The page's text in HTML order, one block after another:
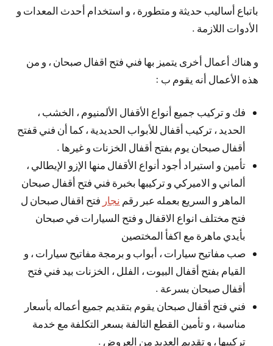
باتباع أساليب حديثة و متطورة ، و استخدام أحدث المعدات و
الأدوات اللازمة .
و هناك أعمال أخرى يتميز بها فني فتح اقفال صبحان ، و من
هذه الأعمال أنه يقوم ب :
فك و تركيب جميع أنواع الأقفال الألمنيوم ، الخشب ،
الحديد ، تركيب أقفال للأبواب الحديدية ، كما أن فني قفتح
أقفال صبحان يوم بفتح أقفال الخزنات و غيرها .
تأمين و استيراد أجود أنواع الأقفال منها الإزو الإيطالي ،
ألماني و الاميركي و تركيبها بخبرة فني فتح أقفال صبحان
الماهر و السريع بعمله عبر رقم نجار فتح اقفال صبحان ل
فتح مختلف انواع الاقفال و فتح السيارات في صبحان
بأيدي ماهرة مع اكفأ المختصين
صب مفاتيح سيارات ، أبواب و برمجة مفاتيح سيارات ، و
القيام بفتح أقفال البيوت ، الفلل ، الخزنات بيد فني فتح
أقفال صبحان بسرعة .
فني فتح أقفال صبحان يقوم بتقديم جميع أعماله بأسعار
مناسبة ، و تأمين القطع التالفة بسعر التكلفة مع خدمة
تركيبها ، و تقديم العديد من العروض .